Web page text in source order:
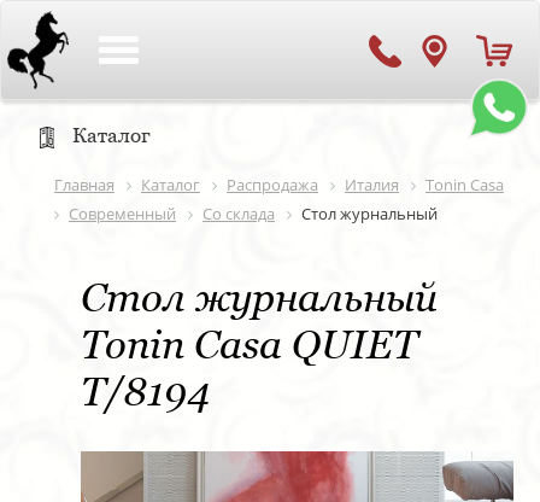
Каталог
Главная Каталог Распродажа Италия
Tonin Casa
Современный
Со склада Стол журнальный
Стол журнальный
Tonin Casa QUIET
T/8194